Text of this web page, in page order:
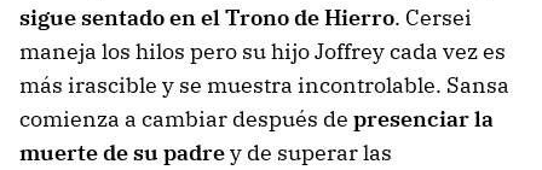
sigue sentado en el Trono de Hierro. Cersei
maneja los hilos pero su hijo Joffrey cada vez es
más irascible y se muestra incontrolable. Sansa
comienza a cambiar después de presenciar la
muerte de su padrey de superar las